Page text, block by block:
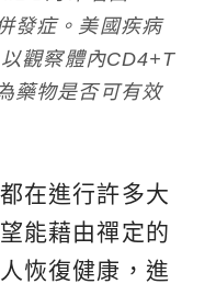
發症。美國疾病
觀察體內CD4+T
藥物是否可有效
在進行許多大
能藉由禪定的
恢復健康，進